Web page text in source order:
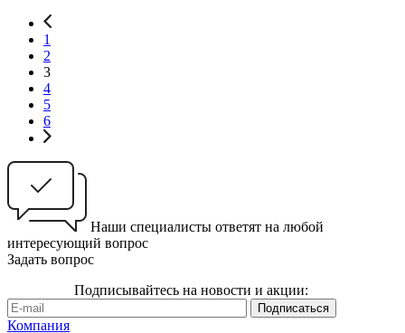
1
2
3
4
5
6
Наши специалисты ответят на любой
интересующий вопрос
Задать вопрос
Подписывайтесь на новости и акции:
Компания